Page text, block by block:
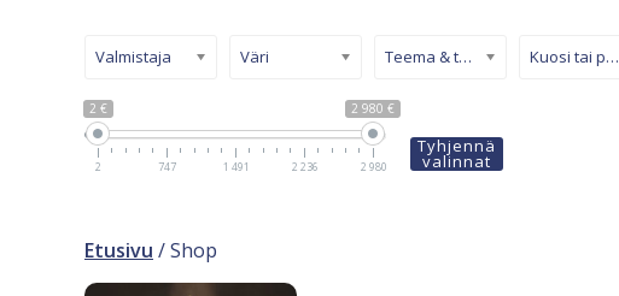
2 € 2 980 €
2 747 1 491 2 236 2 980
Valmistaja Väri Teema & tyyli Kuosi tai pinta
Tyhjennä
valinnat
Etusivu / Shop